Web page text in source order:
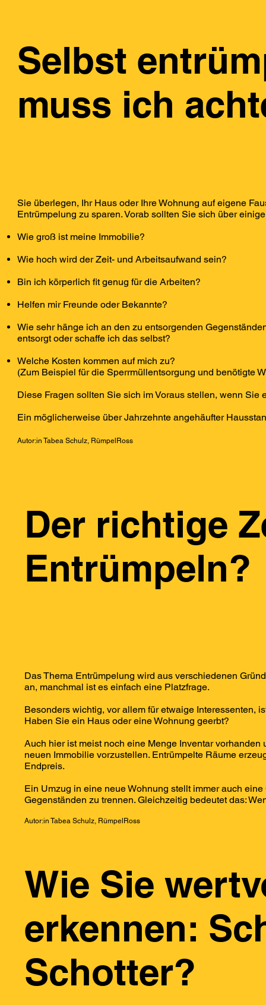
Selbst
muss ich
Sie überlegen, Ihr Haus oder Ihre Wohnung auf eigene
Entrümpelung zu sparen. Vorab sollten Sie sich über
Wie groß ist meine Immobilie?
Wie hoch wird der Zeit- und Arbeitsaufwand sein?
Bin ich körperlich fit genug für die Arbeiten?
Helfen mir Freunde oder Bekannte?
Wie sehr hänge ich an den zu entsorgenden
entsorgt oder schaffe ich das selbst?
Welche Kosten kommen auf mich zu?
(Zum Beispiel für die Sperrmüllentsorgung und benötigte
Diese Fragen sollten Sie sich im Voraus stellen, wenn Sie
Ein möglicherweise über Jahrzehnte angehäufter
Autor:in Tabea Schulz, RümpelRoss
Der richtige
Entrümpeln?
Das Thema Entrümpelung wird aus verschiedenen
an, manchmal ist es einfach eine Platzfrage.
Besonders wichtig, vor allem für etwaige Interessenten,
Haben Sie ein Haus oder eine Wohnung geerbt?
Auch hier ist meist noch eine Menge Inventar
neuen Immobilie vorzustellen. Entrümpelte Räume
Endpreis.
Ein Umzug in eine neue Wohnung stellt immer auch
Gegenständen zu trennen. Gleichzeitig bedeutet das:
Autor:in Tabea Schulz, RümpelRoss
Wie Sie
erkennen:
Schotter?